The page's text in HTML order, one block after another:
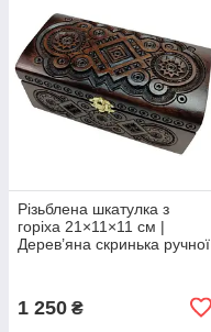
Різьблена шкатулка з
горіха 21×11×11 см |
Дерев’яна скринька ручної
1 250 ₴